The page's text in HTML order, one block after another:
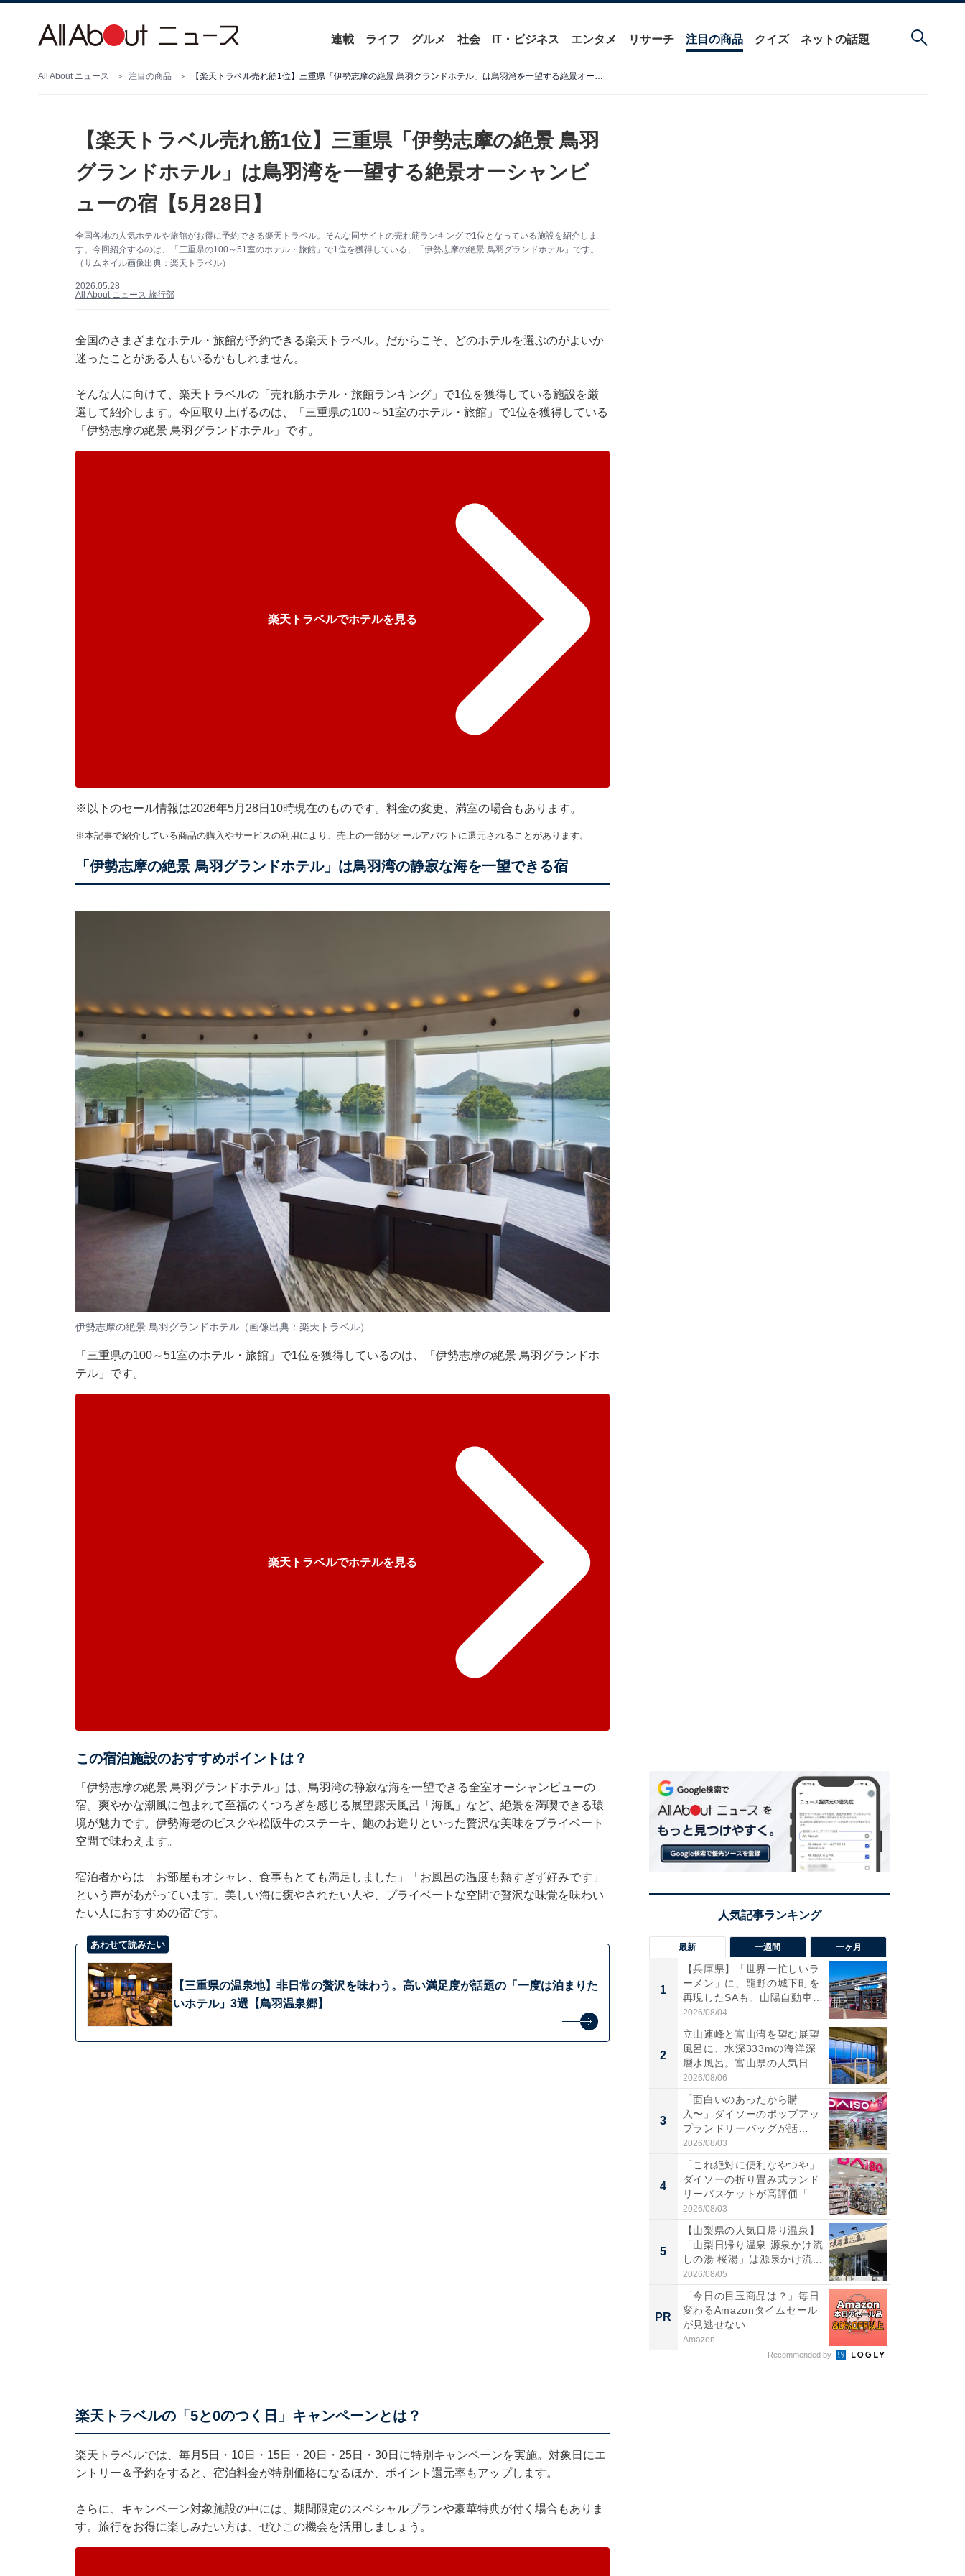
連載 ライフ グルメ 社会 IT・ビジネス エンタメ リサーチ 注目の商品 クイズ ネットの話題
All About ニュース 注目の商品 【楽天トラベル売れ筋1位】三重県「伊勢志摩の絶景 鳥羽グランドホテル」は鳥羽湾を一望する絶景オーシャンビューの宿【5月28日】
【楽天トラベル売れ筋1位】三重県「伊勢志摩の絶景 鳥羽
グランドホテル」は鳥羽湾を一望する絶景オーシャンビ
ューの宿【5月28日】
全国各地の人気ホテルや旅館がお得に予約できる楽天トラベル。そんな同サイトの売れ筋ランキングで1位となっている施設を紹介しま
す。今回紹介するのは、「三重県の100～51室のホテル・旅館」で1位を獲得している、「伊勢志摩の絶景 鳥羽グランドホテル」です。
（サムネイル画像出典：楽天トラベル）
2026.05.28
All About ニュース 旅行部
全国のさまざまなホテル・旅館が予約できる楽天トラベル。だからこそ、どのホテルを選ぶのがよいか
迷ったことがある人もいるかもしれません。
そんな人に向けて、 楽天トラベルの「売れ筋ホテル・旅館ランキング」で1位を獲得している施設を厳
選して紹介します。今回取り上げるのは、「三重県の100～51室のホテル・旅館」で1位を獲得している
「伊勢志摩の絶景 鳥羽グランドホテル」です。
楽天トラベルでホテルを見る
※以下のセール情報は2026年5月28日10時現在のものです。料金の変更、満室の場合もあります。
※本記事で紹介している商品の購入やサービスの利用により、売上の一部がオールアバウトに還元されることがあります。
「伊勢志摩の絶景 鳥羽グランドホテル」は鳥羽湾の静寂な海を一望できる宿
伊勢志摩の絶景 鳥羽グランドホテル（画像出典：楽天トラベル）
「三重県の100～51室のホテル・旅館」で1位を獲得しているのは、「伊勢志摩の絶景 鳥羽グランドホ
テル」です。
楽天トラベルでホテルを見る
この宿泊施設のおすすめポイントは？
「伊勢志摩の絶景 鳥羽グランドホテル」は、鳥羽湾の静寂な海を一望できる全室オーシャンビューの
宿。爽やかな潮風に包まれて至福のくつろぎを感じる展望露天風呂「海風」など、絶景を満喫できる環
境が魅力です。伊勢海老のビスクや松阪牛のステーキ、鮑のお造りといった贅沢な美味をプライベート
空間で味わえます。
宿泊者からは「お部屋もオシャレ、食事もとても満足しました」「お風呂の温度も熱すぎず好みです」
という声があがっています。美しい海に癒やされたい人や、プライベートな空間で贅沢な味覚を味わい
たい人におすすめの宿です。
あわせて読みたい
【三重県の温泉地】非日常の贅沢を味わう。高い満足度が話題の「一度は泊まりた
いホテル」3選【鳥羽温泉郷】
楽天トラベルの「5と0のつく日」キャンペーンとは？
楽天トラベルでは、毎月5日・10日・15日・20日・25日・30日に特別キャンペーンを実施。対象日にエ
ントリー＆予約をすると、宿泊料金が特別価格になるほか、ポイント還元率もアップします。
さらに、キャンペーン対象施設の中には、期間限定のスペシャルプランや豪華特典が付く場合もありま
す。旅行をお得に楽しみたい方は、ぜひこの機会を活用しましょう。
最新 一週間 一ヶ月
1
【兵庫県】「世界一忙しいラ
ーメン」に、龍野の城下町を
再現したSAも。山陽自動車
道...
2026/08/04
2
立山連峰と富山湾を望む展望
風呂に、水深333mの海洋深
層水風呂。富山県の人気日
帰...
2026/08/06
3
「面白いのあったから購
入〜」ダイソーのポップアッ
プランドリーバッグが話
題。“さま...
2026/08/03
4
「これ絶対に便利なやつや」
ダイソーの折り畳み式ランド
リーバスケットが高評価「使
わ...
2026/08/03
5
【山梨県の人気日帰り温泉】
「山梨日帰り温泉 源泉かけ流
しの湯 桜湯」は源泉かけ流...
2026/08/05
PR
「今日の目玉商品は？」毎日
変わるAmazonタイムセール
が見逃せない
Amazon
Recommended by